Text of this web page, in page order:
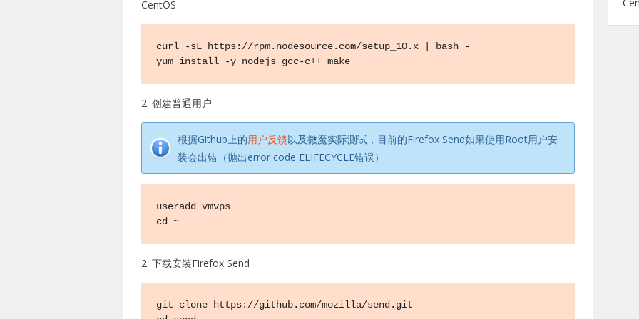
CentOS
curl -sL https://rpm.nodesource.com/setup_10.x | bash -
yum install -y nodejs gcc-c++ make
2. 创建普通用户
根据Github上的用户反馈以及微魔实际测试，目前的Firefox Send如果使用Root用户安
装会出错（抛出error code ELIFECYCLE错误）
useradd vmvps
cd ~
2. 下载安装Firefox Send
git clone https://github.com/mozilla/send.git